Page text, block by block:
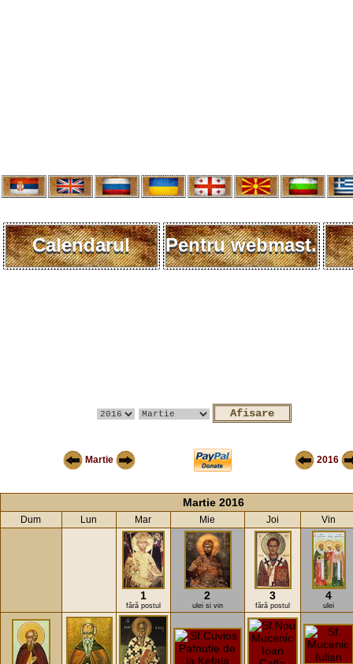
Calendarul Pentru webmast.
Martie 2016
Martie 2016
Dum Lun Mar Mie Joi Vin
1
fără postul
2
ulei si vin
3
fără postul
4
ulei